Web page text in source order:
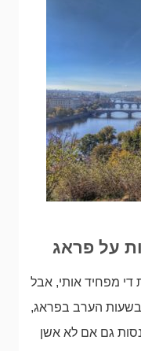
על פראג
די מפחיד אותי, אבל
בשעות הערב בפראג,
גם אם לא אשן